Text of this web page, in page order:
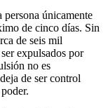
únicamente
de cinco días. Sin
de seis mil
expulsados por
no es
de ser control